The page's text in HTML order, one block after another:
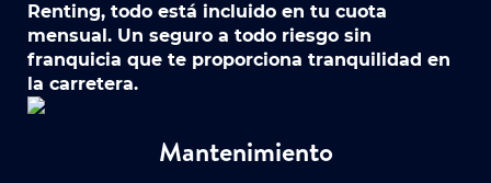
Renting, todo está incluido en tu cuota
mensual. Un seguro a todo riesgo sin
franquicia que te proporciona tranquilidad en
la carretera.
Mantenimiento